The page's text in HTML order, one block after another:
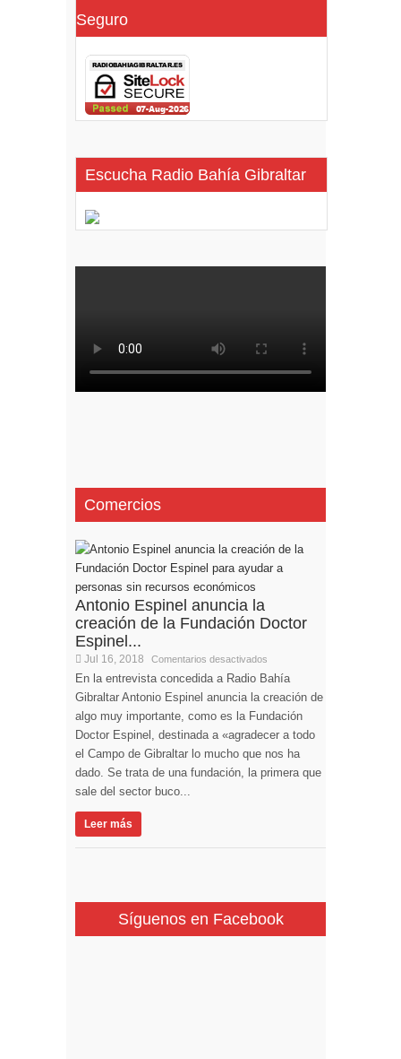
Seguro
Escucha Radio Bahía Gibraltar
Comercios
Antonio Espinel anuncia la
creación de la Fundación Doctor
Espinel...
Jul 16, 2018 Comentarios desactivados
En la entrevista concedida a Radio Bahía
Gibraltar Antonio Espinel anuncia la creación de
algo muy importante, como es la Fundación
Doctor Espinel, destinada a «agradecer a todo
el Campo de Gibraltar lo mucho que nos ha
dado. Se trata de una fundación, la primera que
sale del sector buco...
Leer más
Síguenos en Facebook